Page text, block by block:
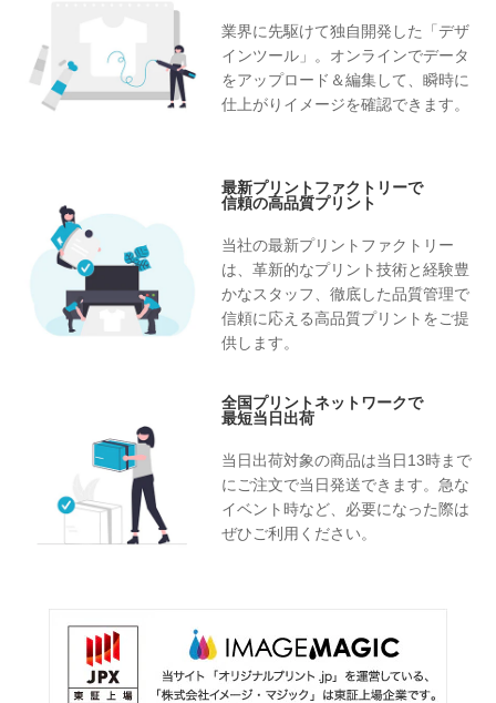
業界に先駆けて独自開発した「デザ
インツール」。オンラインでデータ
をアップロード＆編集して、瞬時に
仕上がりイメージを確認できます。
最新プリントファクトリーで
信頼の高品質プリント
当社の最新プリントファクトリー
は、革新的なプリント技術と経験豊
かなスタッフ、徹底した品質管理で
信頼に応える高品質プリントをご提
供します。
全国プリントネットワークで
最短当日出荷
当日出荷対象の商品は当日13時まで
にご注文で当日発送できます。急な
イベント時など、必要になった際は
ぜひご利用ください。